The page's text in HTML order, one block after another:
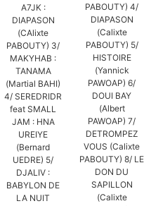
A7JK :
DIAPASON
(CAlixte
PABOUTY) 3/
MAKYHAB :
TANAMA
(Martial BAHI)
4/ SEREDRIDR
feat SMALL
JAM : HNA
UREIYE
(Bernard
UEDRE) 5/
DJALIV :
BABYLON DE
LA NUIT
PABOUTY) 4/
DIAPASON
(Calixte
PABOUTY) 5/
HISTOIRE
(Yannick
PAWOAP) 6/
DOUI BAY
(Albert
PAWOAP) 7/
DETROMPEZ
VOUS (Calixte
PABOUTY) 8/ LE
DON DU
SAPILLON
(Calixte